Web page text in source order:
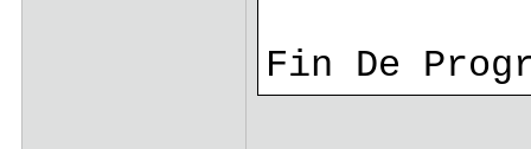
Fin De